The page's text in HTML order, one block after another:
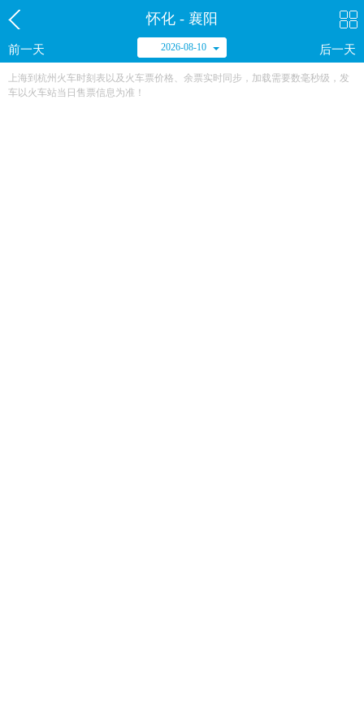
怀化 - 襄阳
前一天 2026-08-10 后一天
上海到杭州火车时刻表以及火车票价格、余票实时同步，加载需要数毫秒级，发
车以火车站当日售票信息为准！